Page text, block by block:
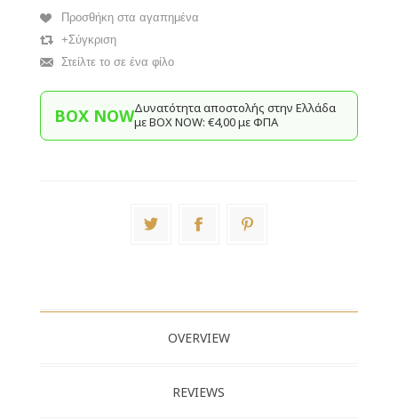
Προσθήκη στα αγαπημένα
+Σύγκριση
Στείλτε το σε ένα φίλο
BOX NOWΔυνατότητα αποστολής στην Ελλάδα
με BΟΧ ΝOW: €4,00 με ΦΠΑ
OVERVIEW
REVIEWS